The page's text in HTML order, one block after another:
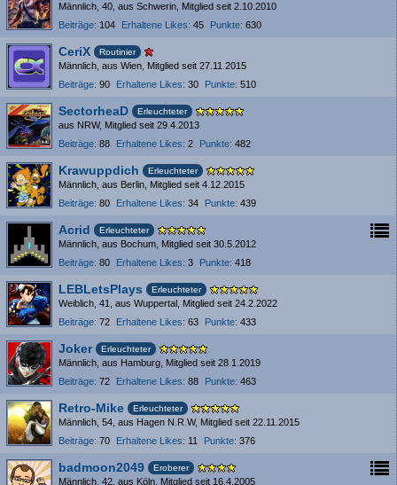
Männlich 40 aus Schwerin Mitglied seit 2.10.2010
Beiträge 104 Erhaltene Likes 45 Punkte 630
CeriX Routinier
Männlich aus Wien Mitglied seit 27.11.2015
Beiträge 90 Erhaltene Likes 30 Punkte 510
SectorheaD Erleuchteter
aus NRW Mitglied seit 29.4.2013
Beiträge 88 Erhaltene Likes 2 Punkte 482
Krawuppdich Erleuchteter
Männlich aus Berlin Mitglied seit 4.12.2015
Beiträge 80 Erhaltene Likes 34 Punkte 439
Acrid Erleuchteter
Männlich aus Bochum Mitglied seit 30.5.2012
Beiträge 80 Erhaltene Likes 3 Punkte 418
LEBLetsPlays Erleuchteter
Weiblich 41 aus Wuppertal Mitglied seit 24.2.2022
Beiträge 72 Erhaltene Likes 63 Punkte 433
Joker Erleuchteter
Männlich aus Hamburg Mitglied seit 28.1.2019
Beiträge 72 Erhaltene Likes 88 Punkte 463
Retro-Mike Erleuchteter
Männlich 54 aus Hagen N.R.W Mitglied seit 22.11.2015
Beiträge 70 Erhaltene Likes 11 Punkte 376
badmoon2049 Eroberer
Männlich 42 aus Köln Mitglied seit 16.4.2005